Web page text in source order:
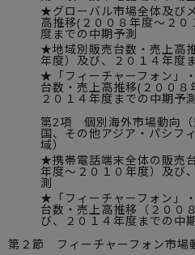
★グローバル市場全体及び
高推移(２００８年度～２
度までの中期予測
★地域別販売台数・売上高
年度）及び、２０１４年度
★「フィーチャーフォン」
台数・売上高推移(２００８
２０１４年度までの中期予
第2項 個別海外市場動向（
国、その他アジア・パシフ
域）
★携帯電話端末全体の販売
年度～２０１０年度）及び
測
★「フィーチャーフォン」
台数・売上高推移（２００
び、２０１４年度までの中
第２節 フィーチャーフォン市場